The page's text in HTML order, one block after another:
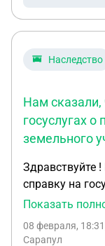
Наследство
Нам сказали,
госуслугах о
земельного
Здравствуйте
справку на
земельного
наследство у
Показать
08 февраля, 18:31
Сарапул